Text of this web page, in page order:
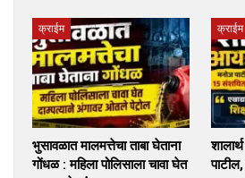
क्राईम
भुसावळात मालमत्तेचा ताबा घेताना
गोंधळ : महिला पोलिसाला चावा घेत
क्राईम